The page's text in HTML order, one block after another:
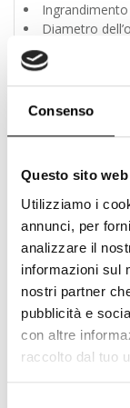
Consenso
Questo sito
Utilizziamo i
annunci, per
analizzare il
informazioni sul
nostri partner
pubblicità e
con altre
raccolto dal tuo
Ingrandimento
Diametro
Campo visivo
Campo visivo
Campo visivo
Pupilla di
Luminosità
Lunghezza
Larghezza
Profondità
Peso (g) 760
Regolazione
Tipo Porro